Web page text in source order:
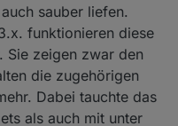
sauber liefen.
funktionieren diese
Sie zeigen zwar den
die zugehörigen
Dabei tauchte das
als auch mit unter